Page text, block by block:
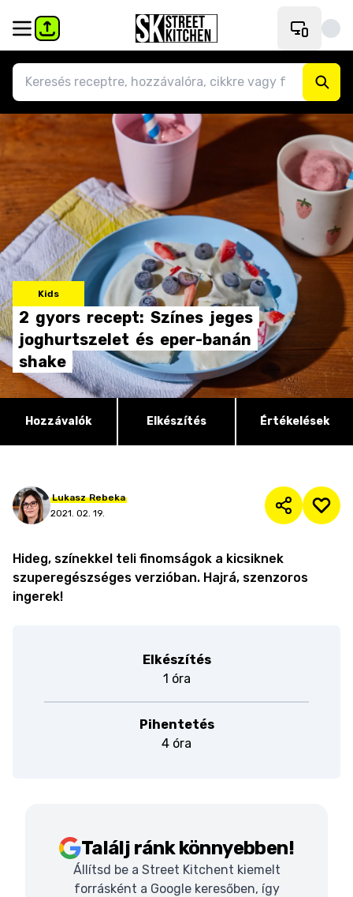
Kids
2 gyors recept: Színes jeges
joghurtszelet és eper-banán
shake
Hozzávalók Elkészítés Értékelések
Lukasz Rebeka
2021. 02. 19.
Hideg, színekkel teli finomságok a kicsiknek
szuperegészséges verzióban. Hajrá, szenzoros
ingerek!
Elkészítés
1 óra
Pihentetés
4 óra
Találj ránk könnyebben!
Állítsd be a Street Kitchent kiemelt
forrásként a Google keresőben, így